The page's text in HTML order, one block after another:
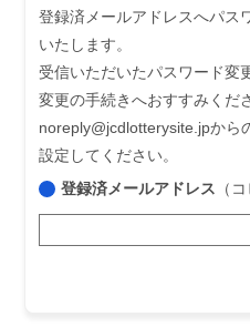
登録済メールアドレスへパス
いたします。
受信いただいたパスワード変
変更の手続きへおすすみくだ
noreply@jcdlotterysite.jpから
設定してください。
登録済メールアドレス （